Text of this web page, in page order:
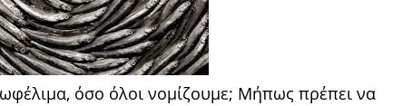
όσο όλοι νομίζουμε; Μήπως πρέπει να